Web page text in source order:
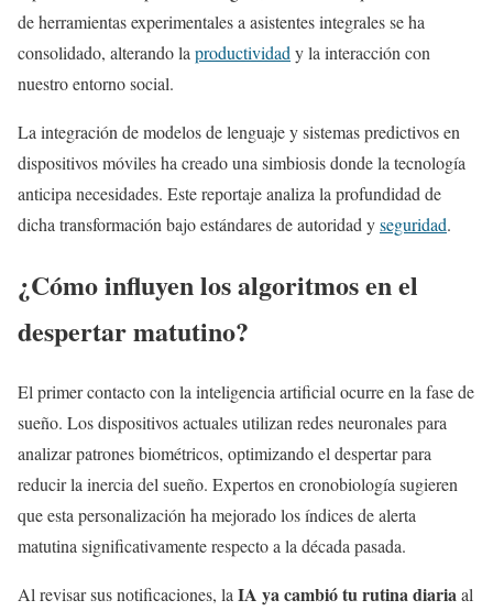
de herramientas experimentales a asistentes integrales se ha
consolidado, alterando la productividad y la interacción con
nuestro entorno social.
La integración de modelos de lenguaje y sistemas predictivos en
dispositivos móviles ha creado una simbiosis donde la tecnología
anticipa necesidades. Este reportaje analiza la profundidad de
dicha transformación bajo estándares de autoridad yseguridad.
¿Cómo influyen los algoritmos en el
despertar matutino?
El primer contacto con la inteligencia artificial ocurre en la fase de
sueño. Los dispositivos actuales utilizan redes neuronales para
analizar patrones biométricos, optimizando el despertar para
reducir la inercia del sueño. Expertos en cronobiología sugieren
que esta personalización ha mejorado los índices de alerta
matutina significativamente respecto a la década pasada.
Al revisar sus notificaciones, la IA ya cambió tu rutina diaria al